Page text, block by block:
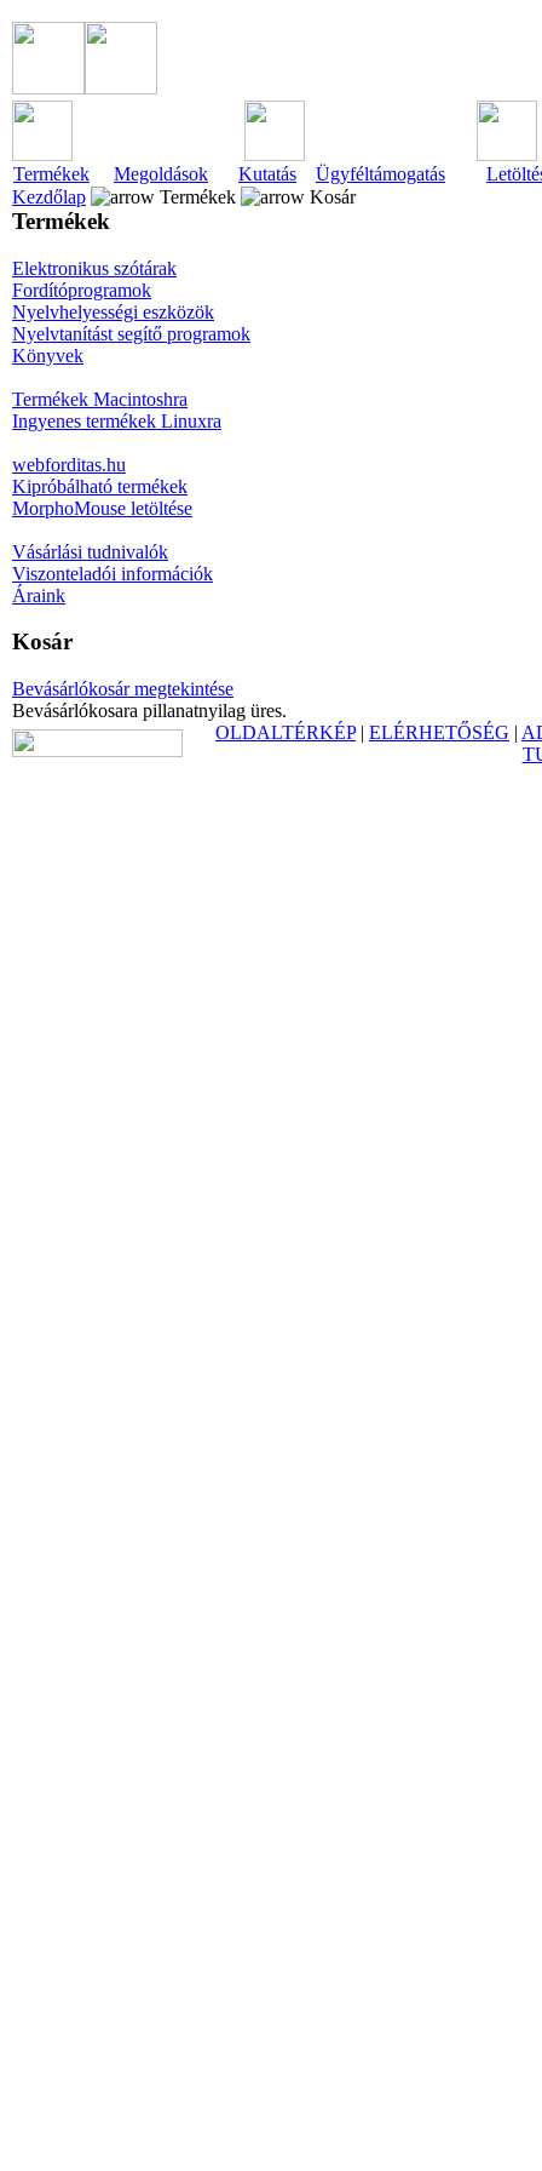
Termékek Megoldások Kutatás Ügyféltámogatás
Kezdőlap
Termékek Kosár
Termékek
Elektronikus szótárak
Fordítóprogramok
Nyelvhelyességi eszközök
Nyelvtanítást segítő programok
Könyvek
Termékek Macintoshra
Ingyenes termékek Linuxra
webforditas.hu
Kipróbálható termékek
MorphoMouse letöltése
Vásárlási tudnivalók
Viszonteladói információk
Áraink
Kosár
Bevásárlókosár megtekintése
Bevásárlókosara pillanatnyilag üres.
OLDALTÉRKÉP| ELÉRHETŐSÉG |